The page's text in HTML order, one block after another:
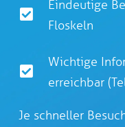
Eindeutige
Floskeln
Wichtige
erreichbar
Je schneller